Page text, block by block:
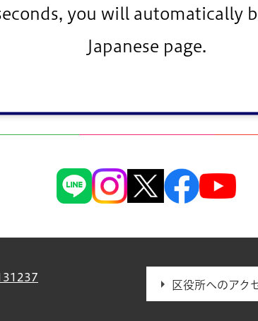
you will automatically
Japanese page.
区役所へのアク